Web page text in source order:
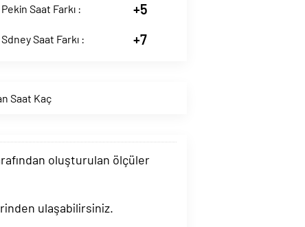
Saat Farkı : +5
Saat Farkı : +7
Saat Kaç
oluşturulan ölçüler
ulaşabilirsiniz.